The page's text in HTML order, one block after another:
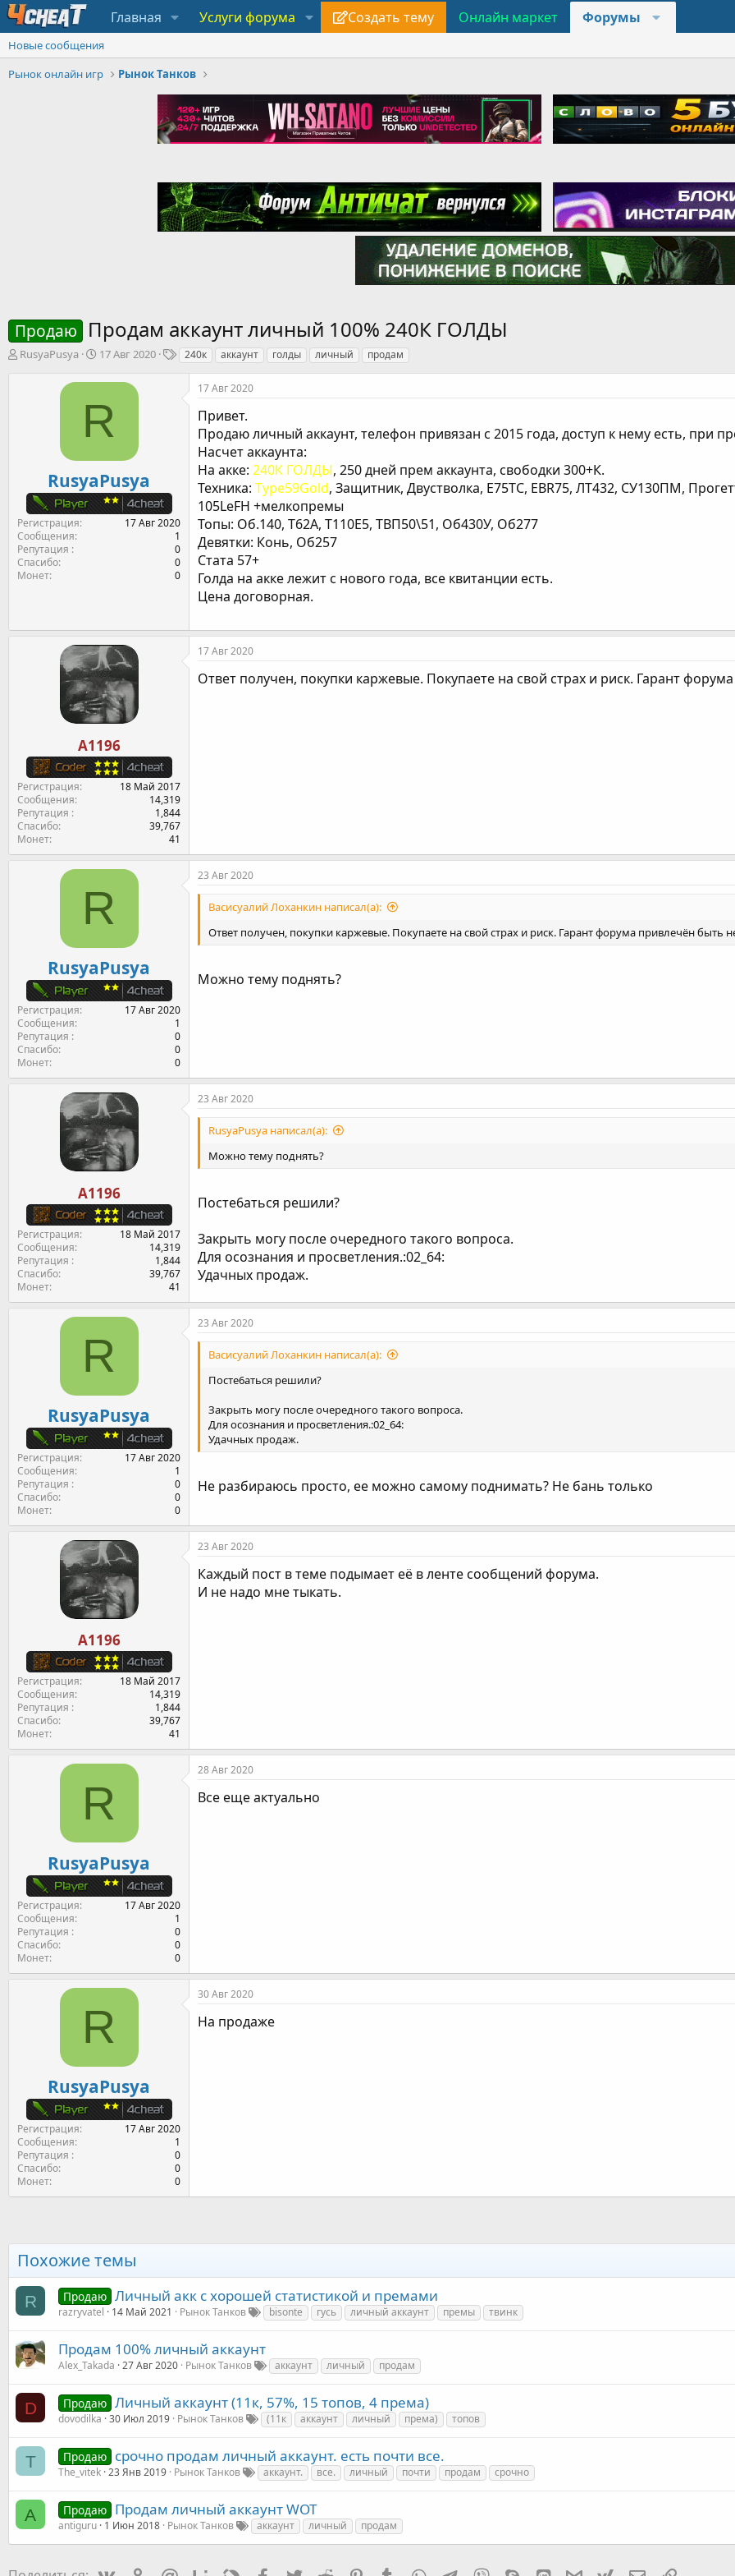
Главная Услуги форума Создать тему Онлайн маркет Форумы
Новые сообщения
Рынок онлайн игр
Рынок Танков
Продаю Продам аккаунт личный 100% 240К ГОЛДЫ
А
RusyaPusya
Д
т
н
а
л
а
17 Авг 2020
Т240к аккаунт голды личный продам
R
RusyaPusya
Регистрация
17 Авг 2020
Сообщения
1
Репутация
0
Спасибо
0
Монет
0
17 Авг 2020
Привет.
Продаю личный аккаунт, телефон привязан с 2015 года, доступ к нему есть, при
Насчет аккаунта:
На акке: 240К ГОЛДЫ, 250 дней прем аккаунта, свободки 300+К.
Техника: Type59Gold, Защитник, Двустволка, Е75ТС, EBR75, ЛТ432, СУ130ПМ,
105LeFH +мелкопремы
Топы: Об.140, Т62А, Т110Е5, ТВП50\51, Об430У, Об277
Девятки: Конь, Об257
Стата 57+
Голда на акке лежит с нового года, все квитанции есть.
Цена договорная.
A1196
Регистрация
18 Май 2017
Сообщения
14,319
Репутация
1,844
Спасибо
39,767
Монет
41
17 Авг 2020
Ответ получен, покупки каржевые. Покупаете на свой страх и риск. Гарант
R
RusyaPusya
Регистрация
17 Авг 2020
Сообщения
1
Репутация
0
Спасибо
0
Монет
0
23 Авг 2020
Васисуалий Лоханкин написал(а):
Ответ получен, покупки каржевые. Покупаете на свой страх и риск. Гарант форума привлечён быть
Можно тему поднять?
A1196
Регистрация
18 Май 2017
Сообщения
14,319
Репутация
1,844
Спасибо
39,767
Монет
41
23 Авг 2020
RusyaPusya написал(а):
Можно тему поднять?
Посте6аться решили?
Закрыть могу после очередного такого вопроса.
Для осознания и просветления.:02_64:
Удачных продаж.
R
RusyaPusya
Регистрация
17 Авг 2020
Сообщения
1
Репутация
0
Спасибо
0
Монет
0
23 Авг 2020
Васисуалий Лоханкин написал(а):
Посте6аться решили?
Закрыть могу после очередного такого вопроса.
Для осознания и просветления.:02_64:
Удачных продаж.
Не разбираюсь просто, ее можно самому поднимать? Не бань только
A1196
Регистрация
18 Май 2017
Сообщения
14,319
Репутация
1,844
Спасибо
39,767
Монет
41
23 Авг 2020
Каждый пост в теме подымает её в ленте сообщений форума.
И не надо мне тыкать.
R
RusyaPusya
Регистрация
17 Авг 2020
Сообщения
1
Репутация
0
Спасибо
0
Монет
0
28 Авг 2020
Все еще актуально
R
RusyaPusya
Регистрация
17 Авг 2020
Сообщения
1
Репутация
0
Спасибо
0
Монет
0
30 Авг 2020
На продаже
Похожие темы
R Продаю Личный акк с хорошей статистикой и премами
razryvatel 14 Май 2021 Рынок Танков bisonte гусь личный аккаунт премы твинк
Продам 100% личный аккаунт
Alex_Takada 27 Авг 2020 Рынок Танков аккаунт личный продам
D Продаю Личный аккаунт (11к, 57%, 15 топов, 4 према)
dovodilka 30 Июл 2019 Рынок Танков (11к аккаунт личный према) топов
T Продаю срочно продам личный аккаунт. есть почти все.
The_vitek 23 Янв 2019 Рынок Танков аккаунт. все. личный почти продам срочно
A Продаю Продам личный аккаунт WOT
antiguru 1 Июн 2018 Рынок Танков аккаунт личный продам